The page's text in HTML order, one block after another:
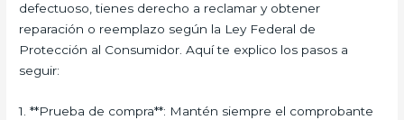
defectuoso, tienes derecho a reclamar y obtener
reparación o reemplazo según la Ley Federal de
Protección al Consumidor. Aquí te explico los pasos a
seguir:
1. **Prueba de compra**: Mantén siempre el comprobante